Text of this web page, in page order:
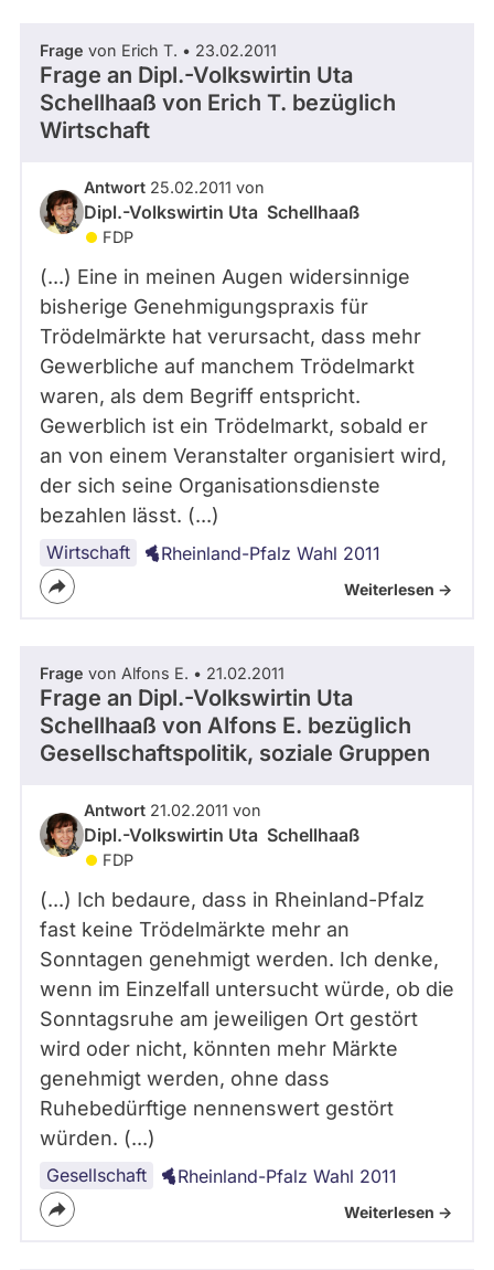
Frage von Erich T. • 23.02.2011
Frage an Dipl.-Volkswirtin Uta
Schellhaaß von Erich T. bezüglich
Wirtschaft
Antwort 25.02.2011 von
Dipl.-Volkswirtin Uta Schellhaaß
FDP
(...) Eine in meinen Augen widersinnige
bisherige Genehmigungspraxis für
Trödelmärkte hat verursacht, dass mehr
Gewerbliche auf manchem Trödelmarkt
waren, als dem Begriff entspricht.
Gewerblich ist ein Trödelmarkt, sobald er
an von einem Veranstalter organisiert wird,
der sich seine Organisationsdienste
bezahlen lässt. (...)
Wirtschaft Rheinland-Pfalz Wahl 2011
Weiterlesen ->
Frage von Alfons E. • 21.02.2011
Frage an Dipl.-Volkswirtin Uta
Schellhaaß von Alfons E. bezüglich
Gesellschaftspolitik, soziale Gruppen
Antwort 21.02.2011 von
Dipl.-Volkswirtin Uta Schellhaaß
FDP
(...) Ich bedaure, dass in Rheinland-Pfalz
fast keine Trödelmärkte mehr an
Sonntagen genehmigt werden. Ich denke,
wenn im Einzelfall untersucht würde, ob die
Sonntagsruhe am jeweiligen Ort gestört
wird oder nicht, könnten mehr Märkte
genehmigt werden, ohne dass
Ruhebedürftige nennenswert gestört
würden. (...)
Gesellschaft Rheinland-Pfalz Wahl 2011
Weiterlesen ->